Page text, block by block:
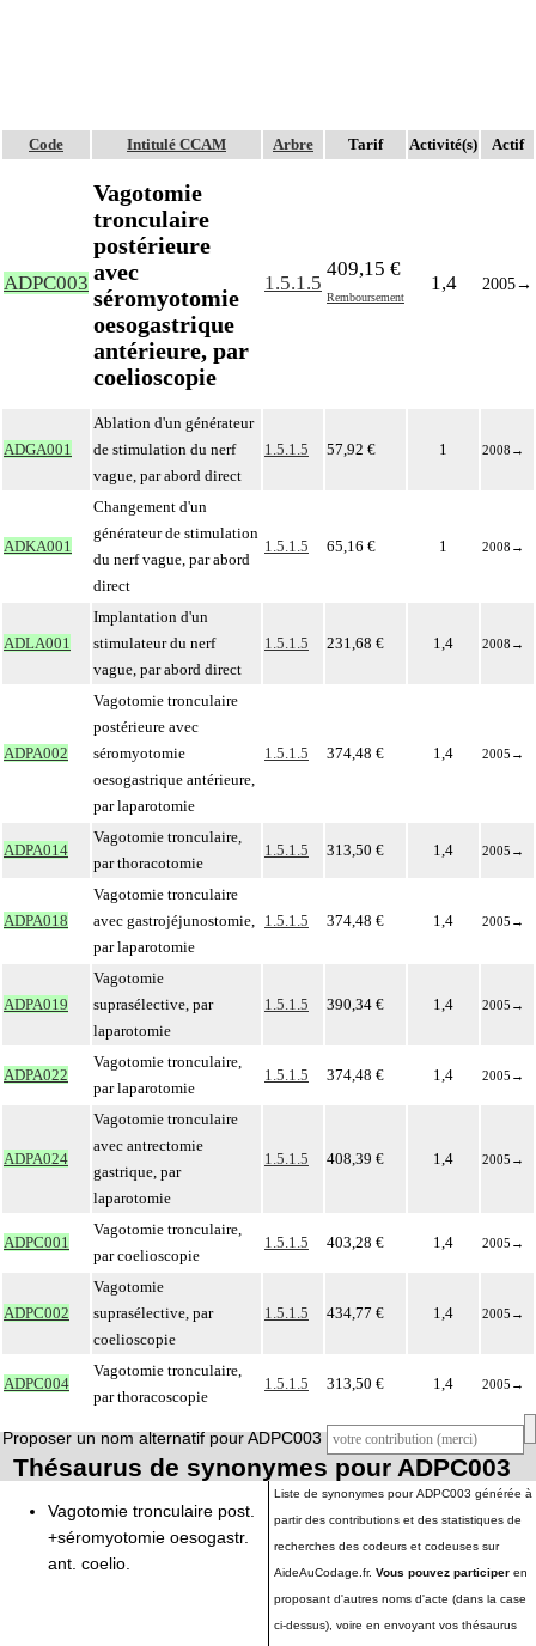
Code Intitulé CCAM Arbre Tarif Activité(s) Actif
ADPC003
Vagotomie
tronculaire
postérieure
avec
séromyotomie
oesogastrique
antérieure, par
coelioscopie
1.5.1.5
409,15 €
Remboursement
1,4 2005→
ADGA001
Ablation d'un générateur
de stimulation du nerf
vague, par abord direct
1.5.1.5 57,92 € 1 2008 →
ADKA001
Changement d'un
générateur de stimulation
du nerf vague, par abord
direct
1.5.1.5 65,16 € 1 2008 →
ADLA001
Implantation d'un
stimulateur du nerf
vague, par abord direct
1.5.1.5 231,68 € 1,4 2008 →
ADPA002
Vagotomie tronculaire
postérieure avec
séromyotomie
oesogastrique antérieure,
par laparotomie
1.5.1.5 374,48 € 1,4 2005 →
ADPA014
Vagotomie tronculaire,
par thoracotomie
1.5.1.5 313,50 € 1,4 2005 →
ADPA018
Vagotomie tronculaire
avec gastrojéjunostomie,
par laparotomie
1.5.1.5 374,48 € 1,4 2005 →
ADPA019
Vagotomie
suprasélective, par
laparotomie
1.5.1.5 390,34 € 1,4 2005 →
ADPA022
Vagotomie tronculaire,
par laparotomie
1.5.1.5 374,48 € 1,4 2005 →
ADPA024
Vagotomie tronculaire
avec antrectomie
gastrique, par
laparotomie
1.5.1.5 408,39 € 1,4 2005 →
ADPC001
Vagotomie tronculaire,
par coelioscopie
1.5.1.5 403,28 € 1,4 2005 →
ADPC002
Vagotomie
suprasélective, par
coelioscopie
1.5.1.5 434,77 € 1,4 2005 →
ADPC004
Vagotomie tronculaire,
par thoracoscopie
1.5.1.5 313,50 € 1,4 2005 →
Proposer un nom alternatif pour ADPC003
Thésaurus de synonymes pour ADPC003
Vagotomie tronculaire post.
+séromyotomie oesogastr.
ant. coelio.
Liste de synonymes pour ADPC003 générée à
partir des contributions et des statistiques de
recherches des codeurs et codeuses sur
AideAuCodage.fr. Vous pouvez participer en
proposant d'autres noms d'acte (dans la case
ci-dessus), voire en envoyant vos thésaurus